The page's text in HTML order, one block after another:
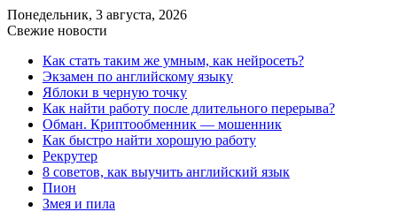
Понедельник, 3 августа, 2026
Свежие новости
Как стать таким же умным, как нейросеть?
Экзамен по английскому языку
Яблоки в черную точку
Как найти работу после длительного перерыва?
Обман. Криптообменник — мошенник
Как быстро найти хорошую работу
Рекрутер
8 советов, как выучить английский язык
Пион
Змея и пила